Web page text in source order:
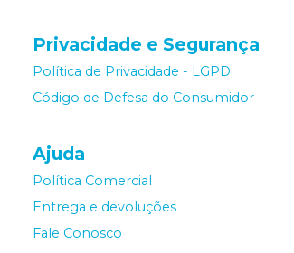
Privacidade e Segurança
Política de Privacidade - LGPD
Código de Defesa do Consumidor
Ajuda
Política Comercial
Entrega e devoluções
Fale Conosco